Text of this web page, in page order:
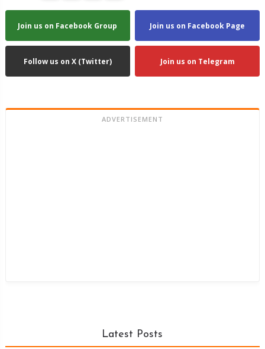
Join us on Facebook Group Join us on Facebook Page
Follow us on X (Twitter) Join us on Telegram
ADVERTISEMENT
Latest Posts